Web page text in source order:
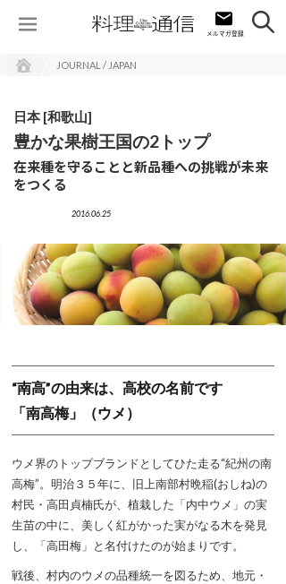
JOURNAL / JAPAN
日本 [和歌山]
豊かな果樹王国の2トップ
在来種を守ることと新品種への挑戦が未来
をつくる
2016.06.25
“南高”の由来は、高校の名前です
「南高梅」（ウメ）
ウメ界のトップブランドとしてひた走る“紀州の南
高梅”。明治３５年に、旧上南部村晩稲(おしね)の
村民・高田貞楠氏が、植栽した「内中ウメ」の実
生苗の中に、美しく紅がかった実がなる木を発見
し、「高田梅」と名付けたのが始まりです。
戦後、村内のウメの品種統一を図るため、地元・